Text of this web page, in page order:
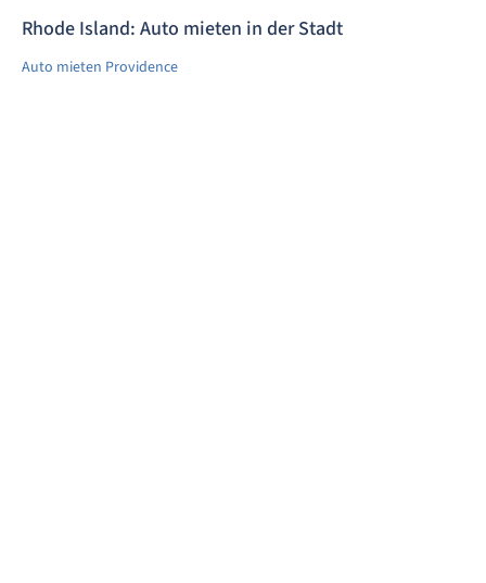
Rhode Island: Auto mieten in der Stadt
Auto mieten Providence